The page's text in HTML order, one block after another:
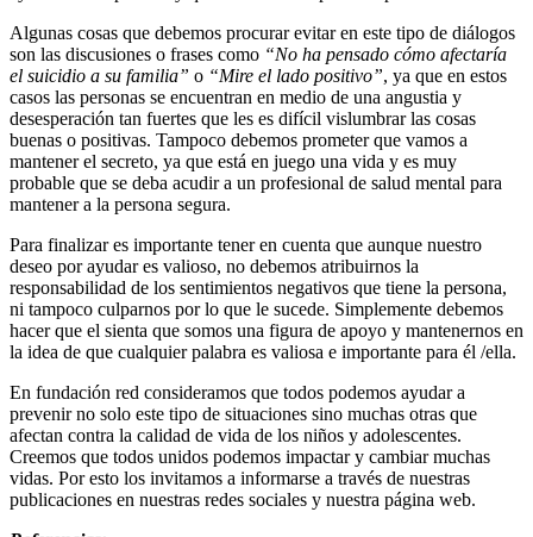
Algunas cosas que debemos procurar evitar en este tipo de diálogos
son las discusiones o frases como “No ha pensado cómo afectaría
el suicidio a su familia” o “Mire el lado positivo”, ya que en estos
casos las personas se encuentran en medio de una angustia y
desesperación tan fuertes que les es difícil vislumbrar las cosas
buenas o positivas. Tampoco debemos prometer que vamos a
mantener el secreto, ya que está en juego una vida y es muy
probable que se deba acudir a un profesional de salud mental para
mantener a la persona segura.
Para finalizar es importante tener en cuenta que aunque nuestro
deseo por ayudar es valioso, no debemos atribuirnos la
responsabilidad de los sentimientos negativos que tiene la persona,
ni tampoco culparnos por lo que le sucede. Simplemente debemos
hacer que el sienta que somos una figura de apoyo y mantenernos en
la idea de que cualquier palabra es valiosa e importante para él /ella.
En fundación red consideramos que todos podemos ayudar a
prevenir no solo este tipo de situaciones sino muchas otras que
afectan contra la calidad de vida de los niños y adolescentes.
Creemos que todos unidos podemos impactar y cambiar muchas
vidas. Por esto los invitamos a informarse a través de nuestras
publicaciones en nuestras redes sociales y nuestra página web.